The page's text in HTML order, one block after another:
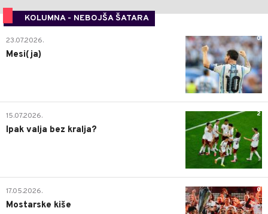
KOLUMNA - NEBOJŠA ŠATARA
0
23.07.2026.
Mesi(ja)
2
15.07.2026.
Ipak valja bez kralja?
0
17.05.2026.
Mostarske kiše